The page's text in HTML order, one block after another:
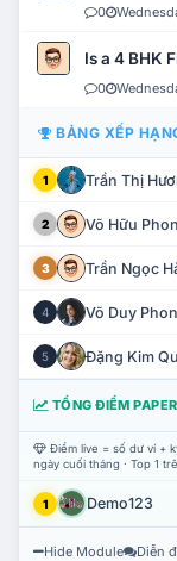
0
Is a 4 BHK
0
BẢNG XẾP
1 Trần Thị
2 Võ Hữu
3 Trần Ngọc
4 Võ Duy
5 Đặng Kim
TỔNG ĐIỂM
Điểm live = số dư ví +
ngày cuối tháng · Top 1
1 Demo123
Hide Module Diễn